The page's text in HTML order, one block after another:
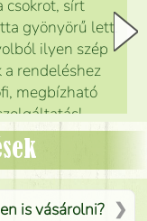
csokrot, sírt
gyönyörű lett.
ilyen szép
rendeléshez
megbízható
Mónika
is vásárolni?